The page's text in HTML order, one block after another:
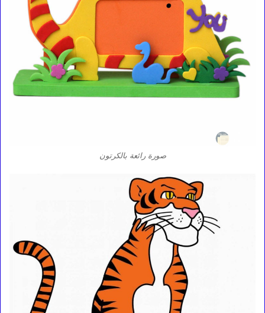
صورة رائعة بالكرتون